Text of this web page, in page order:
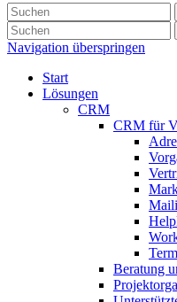
Navigation überspringen
Start
Lösungen
CRM
CRM für
Beratung